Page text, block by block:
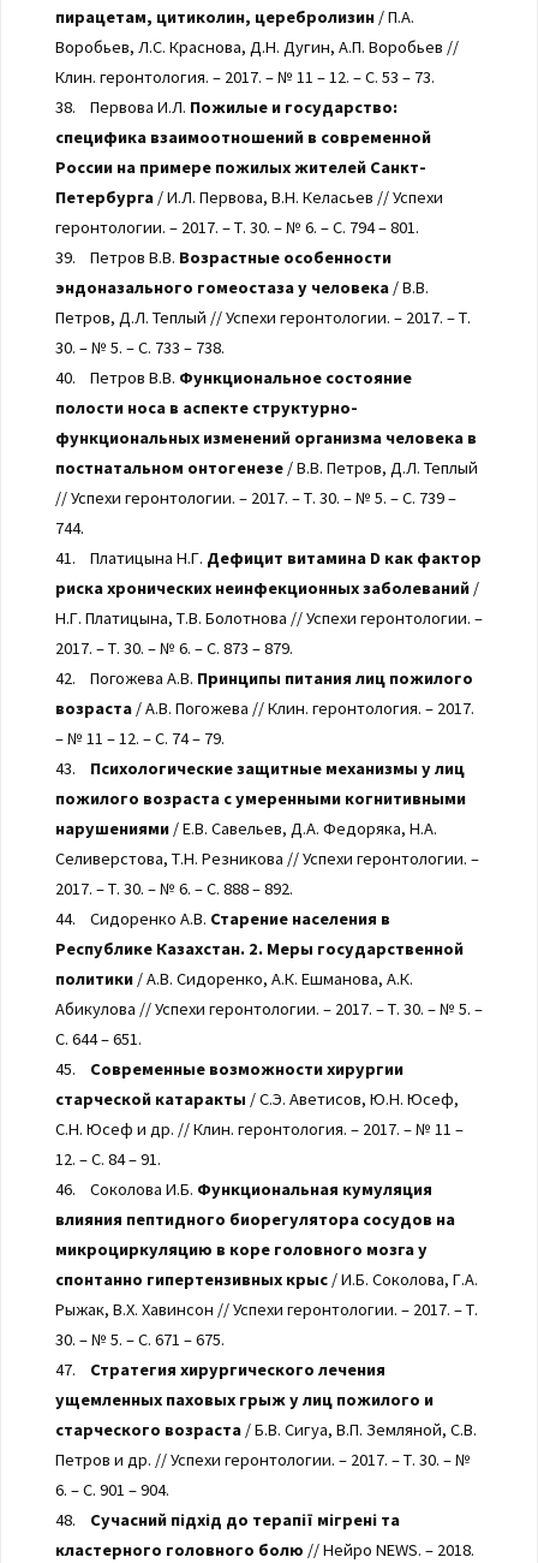
пирацетам, цитиколин, церебролизин/ П.А.
Воробьев, Л.С. Краснова, Д.Н. Дугин, А.П. Воробьев //
Клин. геронтология. – 2017. – № 11 – 12. – С. 53 – 73.
38. Первова И.Л. Пожилые и государство:
специфика взаимоотношений в современной
России на примере пожилых жителей Санкт-
Петербурга/ И.Л. Первова, В.Н. Келасьев // Успехи
геронтологии. – 2017. – Т. 30. – № 6. – С. 794 – 801.
39. Петров В.В. Возрастные особенности
эндоназального гомеостаза у человека/ В.В.
Петров, Д.Л. Теплый // Успехи геронтологии. – 2017. – Т.
30. – № 5. – С. 733 – 738.
40. Петров В.В. Функциональное состояние
полости носа в аспекте структурно-
функциональных изменений организма человека в
постнатальном онтогенезе/ В.В. Петров, Д.Л. Теплый
// Успехи геронтологии. – 2017. – Т. 30. – № 5. – С. 739 –
744.
41. Платицына Н.Г. Дефицит витамина D как фактор
риска хронических неинфекционных заболеваний/
Н.Г. Платицына, Т.В. Болотнова // Успехи геронтологии. –
2017. – Т. 30. – № 6. – С. 873 – 879.
42. Погожева А.В. Принципы питания лиц пожилого
возраста/ А.В. Погожева // Клин. геронтология. – 2017.
– № 11 – 12. – С. 74 – 79.
43. Психологические защитные механизмы у лиц
пожилого возраста с умеренными когнитивными
нарушениями/ Е.В. Савельев, Д.А. Федоряка, Н.А.
Селиверстова, Т.Н. Резникова // Успехи геронтологии. –
2017. – Т. 30. – № 6. – С. 888 – 892.
44. Сидоренко А.В. Старение населения в
Республике Казахстан. 2. Меры государственной
политики/ А.В. Сидоренко, А.К. Ешманова, А.К.
Абикулова // Успехи геронтологии. – 2017. – Т. 30. – № 5. –
С. 644 – 651.
45. Современные возможности хирургии
старческой катаракты / С.Э. Аветисов, Ю.Н. Юсеф,
С.Н. Юсеф и др. // Клин. геронтология. – 2017. – № 11 –
12. – С. 84 – 91.
46. Соколова И.Б. Функциональная кумуляция
влияния пептидного биорегулятора сосудов на
микроциркуляцию в коре головного мозга у
спонтанно гипертензивных крыс/ И.Б. Соколова, Г.А.
Рыжак, В.Х. Хавинсон // Успехи геронтологии. – 2017. – Т.
30. – № 5. – С. 671 – 675.
47. Стратегия хирургического лечения
ущемленных паховых грыж у лиц пожилого и
старческого возраста/ Б.В. Сигуа, В.П. Земляной, С.В.
Петров и др. // Успехи геронтологии. – 2017. – Т. 30. – №
6. – С. 901 – 904.
48. Сучасний підхід до терапії мігрені та
кластерного головного болю // Нейро NEWS. – 2018.